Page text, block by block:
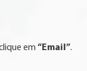
em “Email”.